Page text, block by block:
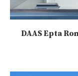
DAAS Epta